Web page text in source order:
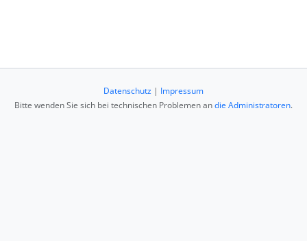
Datenschutz | Impressum
Bitte wenden Sie sich bei technischen Problemen andie Administratoren.